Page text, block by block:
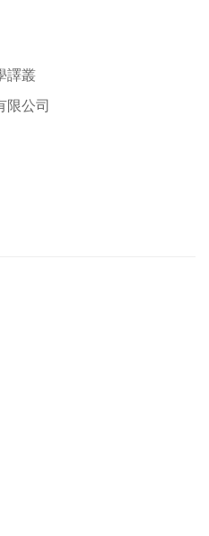
譯叢
限公司